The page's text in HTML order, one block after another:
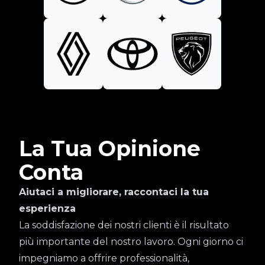
La Tua Opinione
Conta
Aiutaci a migliorare, raccontaci la tua
esperienza
La soddisfazione dei nostri clienti è il risultato
più importante del nostro lavoro. Ogni giorno ci
impegniamo a offrire professionalità,